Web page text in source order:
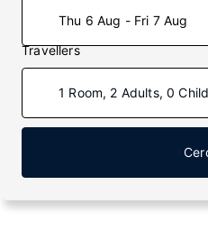
Thu 6 Aug - Fri 7 Aug
Travellers
1 Room, 2 Adults, 0